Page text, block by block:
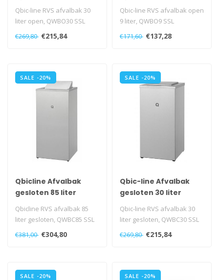
Qbic-line RVS afvalbak 30
liter open, QWBO30 SSL
€269,80 €215,84
Qbic-line RVS afvalbak open
9 liter, QWBO9 SSL
€171,60 €137,28
SALE -20%
Qbicline Afvalbak
gesloten 85 liter
Qbicline RVS afvalbak 85
liter gesloten, QWBC85 SSL
€381,00 €304,80
SALE -20%
Qbic-line Afvalbak
gesloten 30 liter
Qbic-line RVS afvalbak 30
liter gesloten, QWBC30 SSL
€269,80 €215,84
SALE -20% SALE -20%